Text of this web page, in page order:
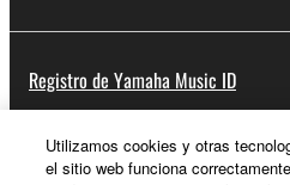
Registro de Yamaha Music ID
Acerca de Yamaha
Utilizamos cookies y otras
el sitio web funciona